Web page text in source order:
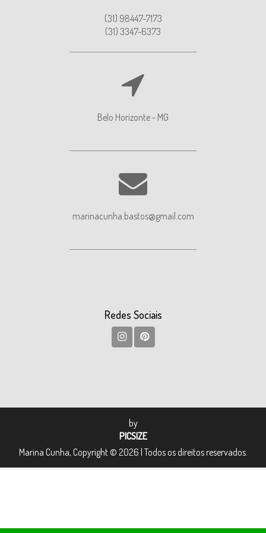
(31) 98447-7173
(31) 3347-6373
Belo Horizonte - MG
marinacunha.bastos@gmail.com
Redes Sociais
by
PICSIZE
Marina Cunha, Copyright © 2026 | Todos os direitos reservados.